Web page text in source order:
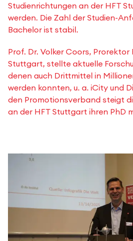
Studienrichtungen an der HFT
werden. Die Zahl der Studien-
Bachelor ist stabil.
Prof. Dr. Volker Coors, Prorektor
Stuttgart, stellte aktuelle
denen auch Drittmittel in
werden konnten, u. a. iCity und
den Promotionsverband steigt
an der HFT Stuttgart ihren PhD